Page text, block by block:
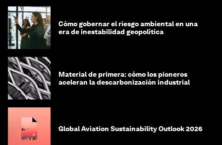
Cómo gobernar el riesgo ambiental en una
era de inestabilidad geopolítica
Material de primera: cómo los pioneros
aceleran la descarbonización industrial
Global Aviation Sustainability Outlook 2026